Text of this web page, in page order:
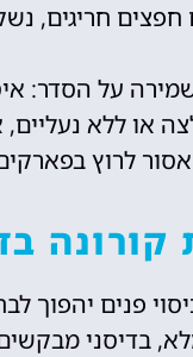
חריגים,
על הסדר:
או ללא
לרוץ
קורונה
בדיסני